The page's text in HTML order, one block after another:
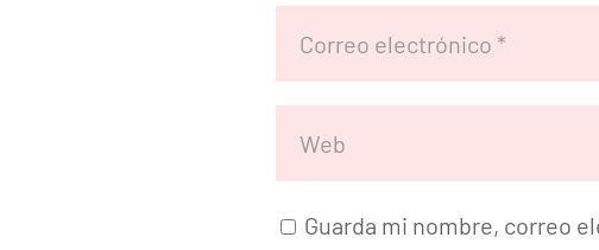
Guarda mi nombre, correo